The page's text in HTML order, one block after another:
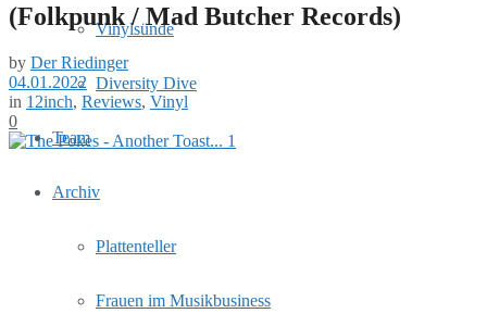
Vinylsünde
Diversity Dive
Team
Archiv
Plattenteller
Frauen im Musikbusiness
(Folkpunk / Mad Butcher Records)
by Der Riedinger
04.01.2022
in 12inch, Reviews, Vinyl
0